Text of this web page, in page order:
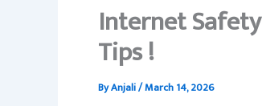
Internet
Tips !
ByAnjali/March 14, 2026